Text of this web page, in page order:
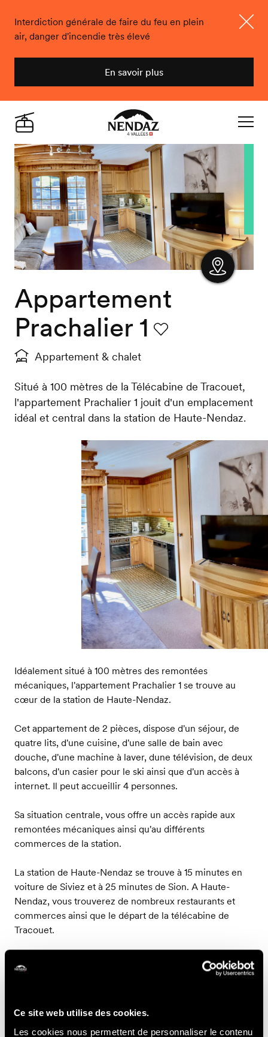
Ce site web utilise des cookies.
Les cookies nous permettent de personnaliser le contenu
Interdiction générale de faire du feu en plein
air, danger d'incendie très élevé
En savoir plus
Nendaz
Live
Appartement
Prachalier 1
Appartement & chalet
Situé à 100 mètres de la Télécabine de Tracouet,
l'appartement Prachalier 1 jouit d'un emplacement
idéal et central dans la station de Haute-Nendaz.
Idéalement situé à 100 mètres des remontées
mécaniques, l'appartement Prachalier 1 se trouve au
cœur de la station de Haute-Nendaz.
Cet appartement de 2 pièces, dispose d'un séjour, de
quatre lits, d'une cuisine, d'une salle de bain avec
douche, d'une machine à laver, dune télévision, de deux
balcons, d'un casier pour le ski ainsi que d'un accès à
internet. Il peut accueillir 4 personnes.
Sa situation centrale, vous offre un accès rapide aux
remontées mécaniques ainsi qu'au différents
commerces de la station.
La station de Haute-Nendaz se trouve à 15 minutes en
voiture de Siviez et à 25 minutes de Sion. A Haute-
Nendaz, vous trouverez de nombreux restaurants et
commerces ainsi que le départ de la télécabine de
Tracouet.
L'hiver des navettes gratuites relient la station de Haute-
Nendaz à Siviez.
Contact